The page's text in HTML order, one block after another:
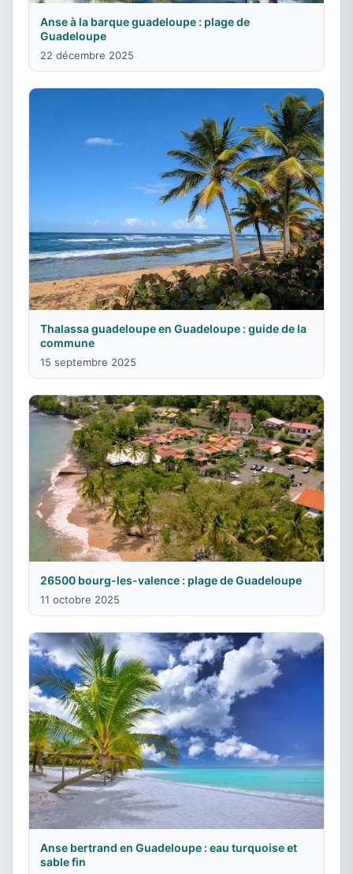
Anse à la barque guadeloupe : plage de
Guadeloupe
22 décembre 2025
Thalassa guadeloupe en Guadeloupe : guide de la
commune
15 septembre 2025
26500 bourg-les-valence : plage de Guadeloupe
11 octobre 2025
Anse bertrand en Guadeloupe : eau turquoise et
sable fin